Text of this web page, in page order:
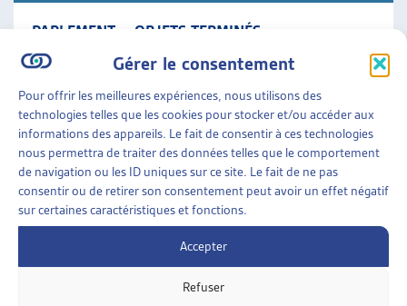
Gérer le consentement
Pour offrir les meilleures expériences, nous utilisons des
technologies telles que les cookies pour stocker et/ou accéder aux
informations des appareils. Le fait de consentir à ces technologies
nous permettra de traiter des données telles que le comportement
de navigation ou les ID uniques sur ce site. Le fait de ne pas
consentir ou de retirer son consentement peut avoir un effet négatif
sur certaines caractéristiques et fonctions.
Accepter
Refuser
PARLEMENT – OBJETS TERMINÉS
Synthèse des travaux législatifs fédéraux La veille
législative de l’Artias en un condensé des objets en
cours qui comporte le résumé des objets traités
durant [...]
Parlement »Objets terminés